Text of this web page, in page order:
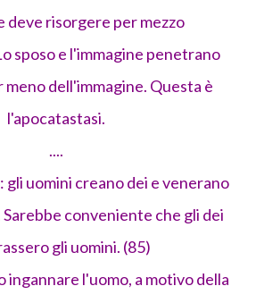
deve risorgere per mezzo
sposo e l'immagine penetrano
meno dell'immagine. Questa è
l'apocatastasi.
....
gli uomini creano dei e venerano
conveniente che gli dei
gli uomini. (85)
ingannare l'uomo, a motivo della